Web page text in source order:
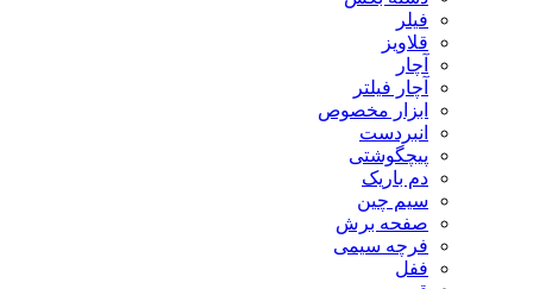
فیلر
قلاویز
آچار
آچار فیلتر
ابزار مخصوص
انبردست
پیچگوشتی
دم باریک
سیم چین
صفحه برش
فرچه سیمی
ففل